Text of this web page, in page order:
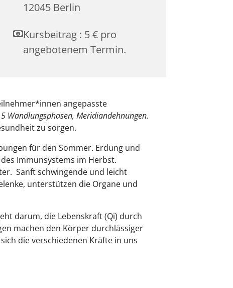
12045 Berlin
Kursbeitrag : 5 € pro
angebotenem Termin.
angepasste
5 Wandlungsphasen, Meridiandehnungen.
zu sorgen.
für den Sommer. Erdung und
Immunsystems im Herbst.
Sanft schwingende und leicht
unterstützen die Organe und
darum, die Lebenskraft (Qi) durch
machen den Körper durchlässiger
die verschiedenen Kräfte in uns